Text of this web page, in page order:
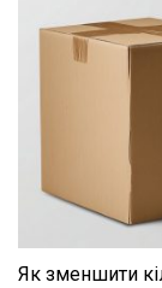
Як зменшити